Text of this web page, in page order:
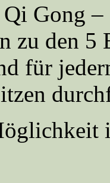
Qi Gong
zu den 5
für